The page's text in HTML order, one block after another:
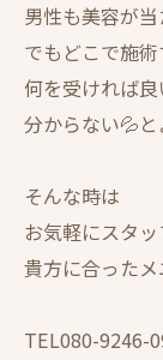
男性も美容が
でもどこで施
何を受ければ
分からない💦と
そんな時は
お気軽にスタ
貴方に合った
TEL080-9246-